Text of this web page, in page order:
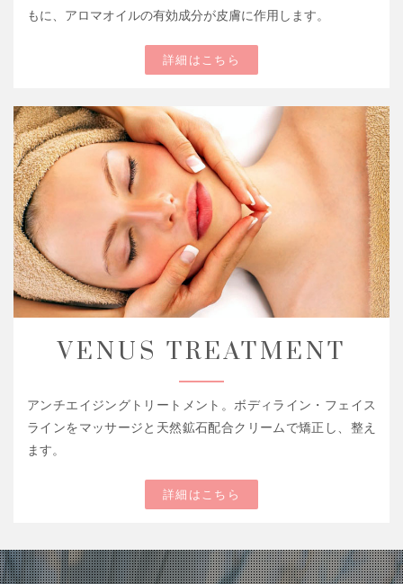
もに、アロマオイルの有効成分が皮膚に作用します。
詳細はこちら
VENUS TREATMENT
アンチエイジングトリートメント。ボディライン・フェイス
ラインをマッサージと天然鉱石配合クリームで矯正し、整え
ます。
詳細はこちら